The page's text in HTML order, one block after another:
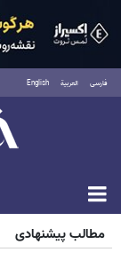
فارسی العربية English
مطالب پیشنهادی